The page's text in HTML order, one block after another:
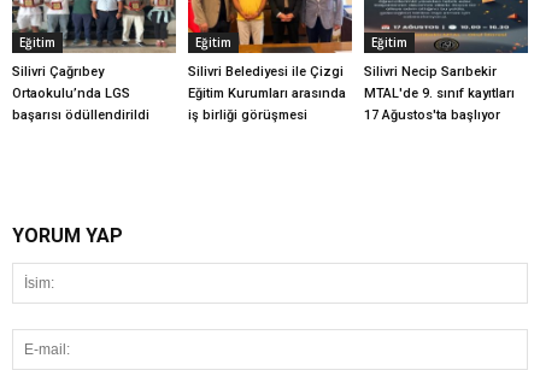
Eğitim
Silivri Çağrıbey
Ortaokulu’nda LGS
başarısı ödüllendirildi
Eğitim
Silivri Belediyesi ile Çizgi
Eğitim Kurumları arasında
iş birliği görüşmesi
Eğitim
Silivri Necip Sarıbekir
MTAL'de 9. sınıf kayıtları
17 Ağustos'ta başlıyor
YORUM YAP